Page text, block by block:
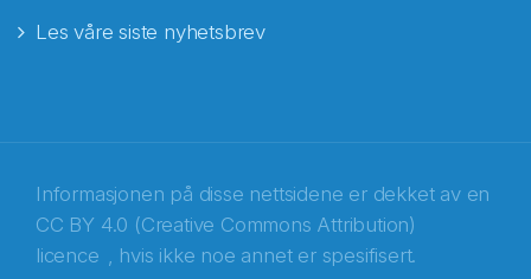
Les våre siste nyhetsbrev
Informasjonen på disse nettsidene er dekket av en
CC BY 4.0 (Creative Commons Attribution)
licence , hvis ikke noe annet er spesifisert.